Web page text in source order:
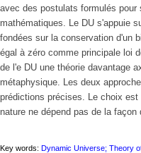
avec des postulats formulés pour
mathématiques. Le DU s'appuie
fondées sur la conservation d'un
égal à zéro comme principale loi
de l'e DU une théorie davantage
métaphysique. Les deux
prédictions précises. Le choix est
nature ne dépend pas de la
Key words: Dynamic Universe; Theory